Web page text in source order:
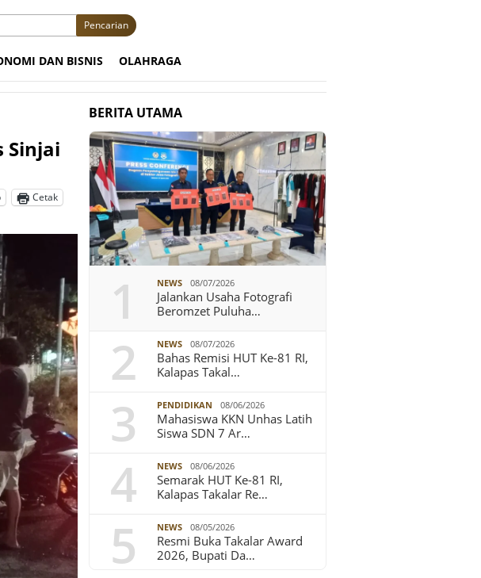
Pencarian
DAN BISNIS OLAHRAGA
Sinjai
Cetak
BERITA UTAMA
1 NEWS 08/07/2026
Jalankan Usaha Fotografi
Beromzet Puluha…
2 NEWS 08/07/2026
Bahas Remisi HUT Ke-81 RI,
Kalapas Takal…
3 PENDIDIKAN 08/06/2026
Mahasiswa KKN Unhas Latih
Siswa SDN 7 Ar…
4 NEWS 08/06/2026
Semarak HUT Ke-81 RI,
Kalapas Takalar Re…
5 NEWS 08/05/2026
Resmi Buka Takalar Award
2026, Bupati Da…